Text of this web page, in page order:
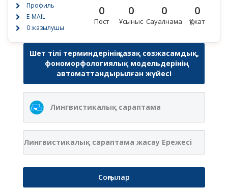
Профиль
E-MAIL
0 жазылушы
0
Пост
0
Ұсыныс
0
Сауалнама
0
Құжат
Шет тілі терминдерінің қазақ сөзжасамдық,
фономорфологиялық модельдерінің
автоматтандырылған жүйесі
Лингвистикалық сараптама
Лингвистикалық сараптама жасау Ережесі
Соңғылар